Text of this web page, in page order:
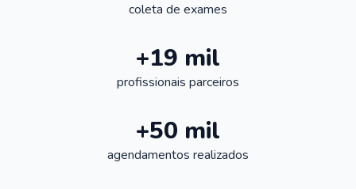
coleta de exames
+19 mil
profissionais parceiros
+50 mil
agendamentos realizados